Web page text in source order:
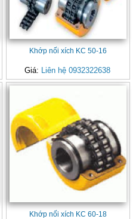
Khớp nối xích KC 50-16
Giá: Liên hệ 0932322638
Khớp nối xích KC 60-18